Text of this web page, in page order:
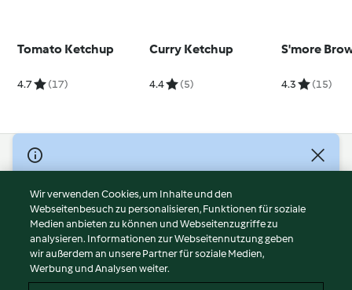
Tomato Ketchup
4.7 (17)
Curry Ketchup
4.4 (5)
S'more
4.3 (15)
© Copyright 2026
Nutzungsbedingungen
Datenschutzrichtlinien
Disclaimer
Impressum
Cookies
Wir verwenden Cookies, um Inhalte und den
Webseitenbesuch zu personalisieren, Funktionen für soziale
Medien anbieten zu können und Webseitenzugriffe zu
analysieren. Informationen zur Webseitennutzung geben
wir außerdem an unsere Partner für soziale Medien,
Werbung und Analysen weiter.